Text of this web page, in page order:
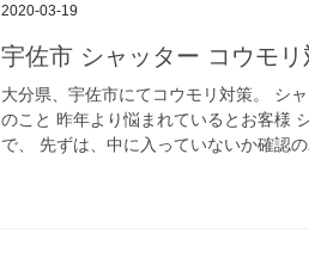
2020-03-19
宇佐市 シャッター コウモリ
大分県、宇佐市にてコウモリ対策。 シ
のこと 昨年より悩まれているとお客様
で、 先ずは、中に入っていないか確認